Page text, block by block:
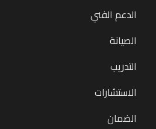
الدعم الفني
الصيانة
التدريب
الاستشارات
الضمان